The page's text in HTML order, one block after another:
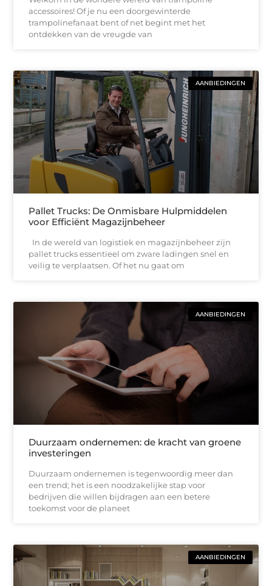
accessoires! Of je nu een doorgewinterde
trampolinefanaat bent of net begint met het
ontdekken van de vreugde van
AANBIEDINGEN
Pallet Trucks: De Onmisbare Hulpmiddelen
voor Efficiënt Magazijnbeheer
In de wereld van logistiek en magazijnbeheer zijn
pallet trucks essentieel om zware ladingen snel en
veilig te verplaatsen. Of het nu gaat om
AANBIEDINGEN
Duurzaam ondernemen: de kracht van groene
investeringen
Duurzaam ondernemen is tegenwoordig meer dan
een trend; het is een noodzakelijke stap voor
bedrijven die willen bijdragen aan een betere
toekomst voor de planeet
AANBIEDINGEN